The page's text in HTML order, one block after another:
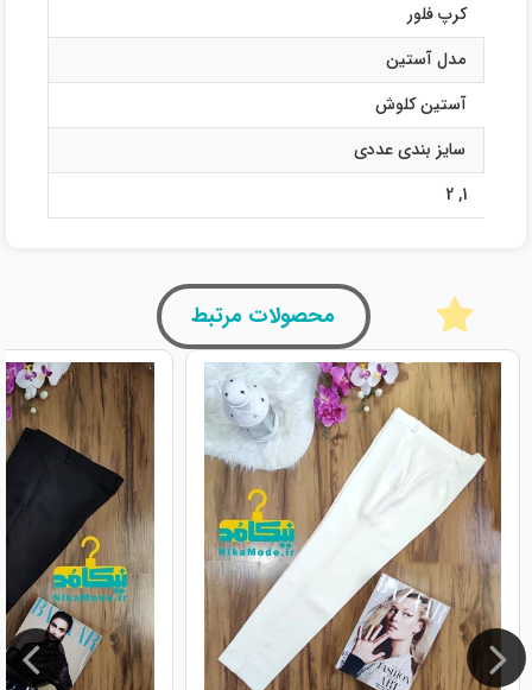
کرپ فلور
مدل آستین
آستین کلوش
سایز بندی عددی
1
,
2
محصولات مرتبط